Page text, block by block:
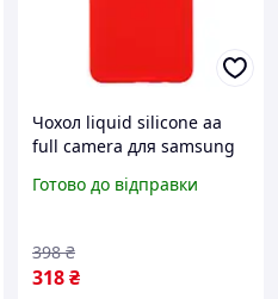
Чохол liquid silicone aa
full camera для samsung
buzyna
Готово до відправки
318₴
398 ₴